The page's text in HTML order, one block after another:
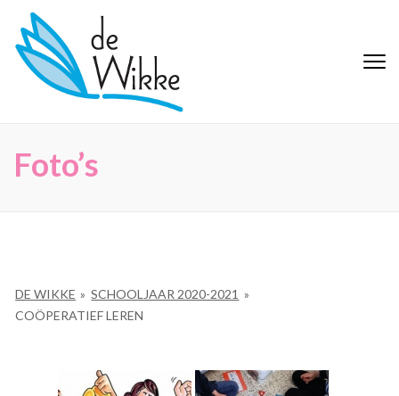
naar
inhoud
(Druk
Foto’s
DE WIKKE » SCHOOLJAAR 2020-2021 »
COÖPERATIEF LEREN